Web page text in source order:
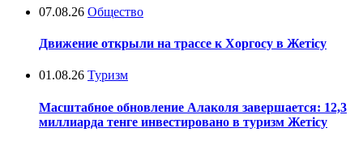
07.08.26 Общество
Движение открыли на трассе к Хоргосу в Жетісу
01.08.26 Туризм
Масштабное обновление Алаколя завершается: 12,3
миллиарда тенге инвестировано в туризм Жетісу